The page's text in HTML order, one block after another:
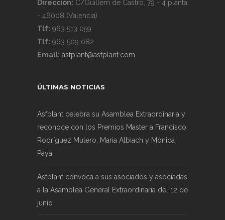
Dirección: C/Guillem de Castro, 79 - 4 planta
- 46008 (Valencia)
Tlf: 963 513 059
Tlf: 963 509 082
Email: asfplant@asfplant.com
ÚLTIMAS NOTICIAS
Asfplant celebra su Asamblea Extraordinaria y
reconoce con los Premios Master a Francisco
Rodríguez Mulero, Maria Albiach y Mónica
Payà
Asfplant convoca a sus asociados y asociadas
a la Asamblea General Extraordinaria del 12 de
junio